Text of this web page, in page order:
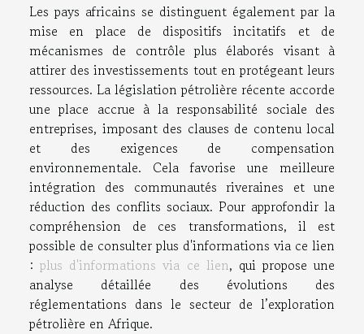
Les pays africains se distinguent également par la
mise en place de dispositifs incitatifs et de
mécanismes de contrôle plus élaborés visant à
attirer des investissements tout en protégeant leurs
ressources. La législation pétrolière récente accorde
une place accrue à la responsabilité sociale des
entreprises, imposant des clauses de contenu local
et des exigences de compensation
environnementale. Cela favorise une meilleure
intégration des communautés riveraines et une
réduction des conflits sociaux. Pour approfondir la
compréhension de ces transformations, il est
possible de consulter plus d'informations via ce lien
:plus d'informations via ce lien, qui propose une
analyse détaillée des évolutions des
réglementations dans le secteur de l’exploration
pétrolière en Afrique.